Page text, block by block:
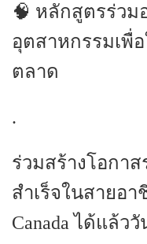
🧠 หลักสูตรร่ว
อุตสาหกรรมเพื่
ตลาด
.
ร่วมสร้างโอกา
สำเร็จในสายอ
Canada ได้แล้ว